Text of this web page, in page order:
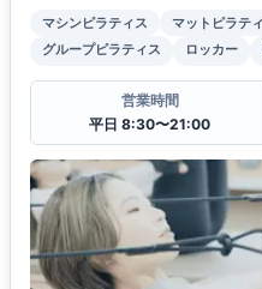
マシンピラティス マットピラテ
グループピラティス
ロッカー
営業時間
平日 8:30〜21:00